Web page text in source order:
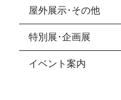
屋外展示･その他
特別展･企画展
イベント案内